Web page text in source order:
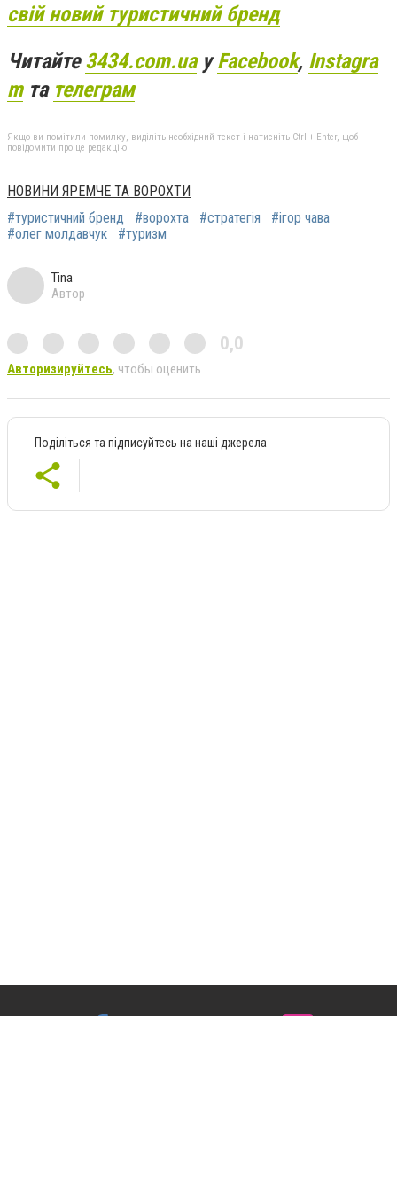
свій новий туристичний бренд
Читайте3434.com.uaуFacebook, Instagra
mта телеграм
Якщо ви помітили помилку, виділіть необхідний текст і натисніть Ctrl + Enter, щоб
повідомити про це редакцію
НОВИНИ ЯРЕМЧЕ ТА ВОРОХТИ
#туристичний бренд
#ворохта #стратегія
#ігор чава
#олег молдавчук
#туризм
Tina
Автор
0,0
Авторизируйтесь, чтобы оценить
Поділіться та підписуйтесь на наші джерела